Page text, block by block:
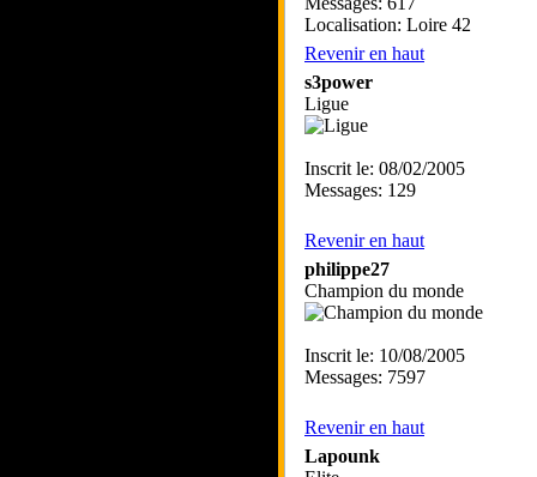
Localisation: Loire 42
Revenir en haut
s3power
Ligue
Inscrit le: 08/02/2005
Messages: 129
Revenir en haut
philippe27
Champion du monde
Inscrit le: 10/08/2005
Messages: 7597
Revenir en haut
Lapounk